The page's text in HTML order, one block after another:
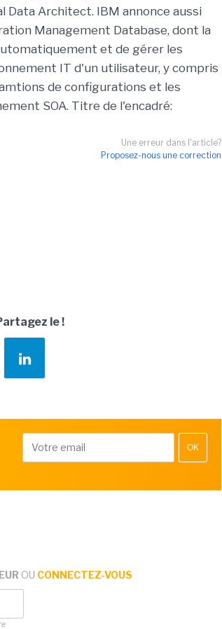
Data Architect. IBM annonce aussi
Management Database, dont la
et de gérer les
IT d'un utilisateur, y compris
de configurations et les
SOA. Titre de l'encadré:
Une erreur dans l'article?
Proposez-nous une correction
le !
OK
OU CONNECTEZ-VOUS